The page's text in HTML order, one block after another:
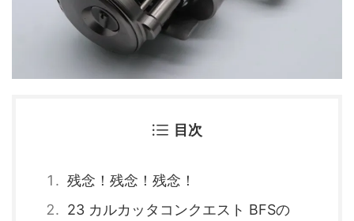
目次
残念！残念！残念！
23 カルカッタコンクエスト BFSの